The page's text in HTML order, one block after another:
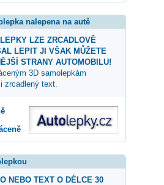
nalepena na autě
LZE ZRCADLOVĚ
LEPIT JI VŠAK MŮŽETE
STRANY AUTOMOBILU!
3D samolepkám
zrcadlený text.
NEBO TEXT O DÉLCE 30